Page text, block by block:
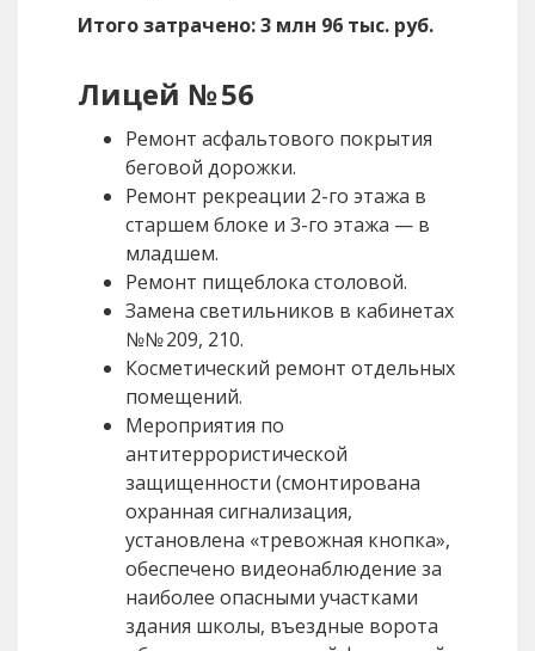
Итого затрачено: 3 млн 96 тыс. руб.
Лицей № 56
Ремонт асфальтового покрытия
беговой дорожки.
Ремонт рекреации 2-го этажа в
старшем блоке и 3-го этажа — в
младшем.
Ремонт пищеблока столовой.
Замена светильников в кабинетах
№№ 209, 210.
Косметический ремонт отдельных
помещений.
Мероприятия по
антитеррористической
защищенности (смонтирована
охранная сигнализация,
установлена «тревожная кнопка»,
обеспечено видеонаблюдение за
наиболее опасными участками
здания школы, въездные ворота